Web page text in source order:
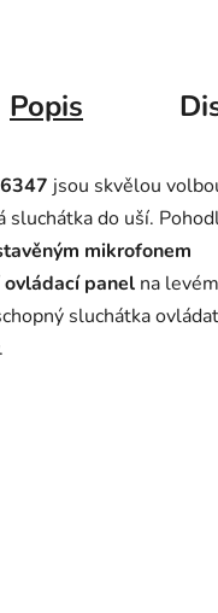
Popis
jsou skvělou
do uší.
mikrofonem
ovládací panel na levém
sluchátka ovládat